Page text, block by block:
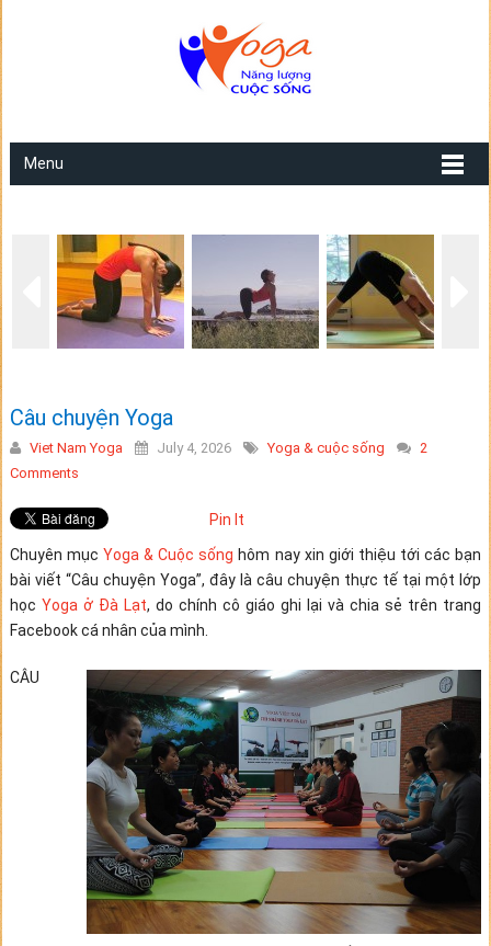
Menu
Câu chuyện Yoga
Viet Nam Yoga July 4, 2026 Yoga & cuộc sống
2
Comments
Pin It
Chuyên mụcYoga & Cuộc sống hôm nay xin giới thiệu tới các bạn
bài viết “Câu chuyện Yoga”, đây là câu chuyện thực tế tại một lớp
học Yoga ở Đà Lạt, do chính cô giáo ghi lại và chia sẻ trên trang
Facebook cá nhân của mình.
CÂU